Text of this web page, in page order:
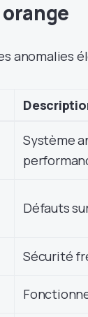
anomalies
Système
Défauts
Sécurité